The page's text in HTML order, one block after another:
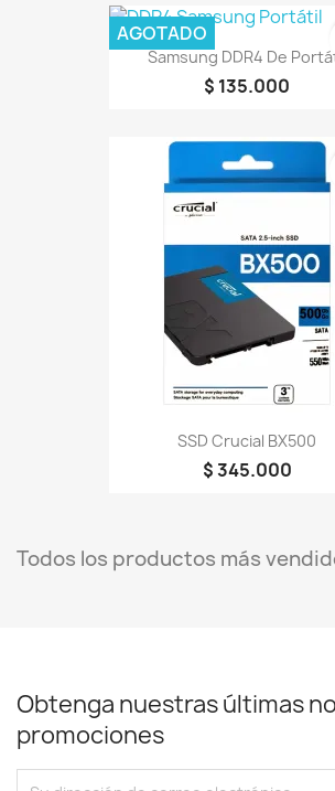
Samsung DDR4 De
$ 135.000
AGOTADO
SSD Crucial BX500
$ 345.000
Todos los productos más
Obtenga nuestras últimas
promociones